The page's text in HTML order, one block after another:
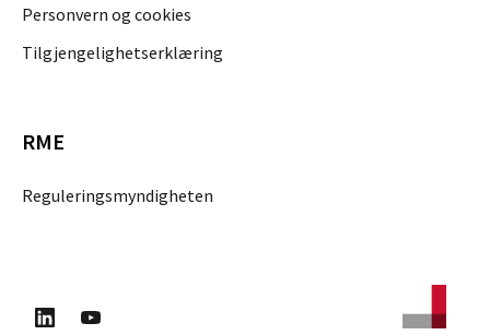
Personvern og cookies
Tilgjengelighetserklæring
RME
Reguleringsmyndigheten